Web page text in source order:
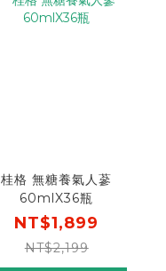
桂格 無糖養氣人蔘
60mlX36瓶
NT$1,899
NT$2,199